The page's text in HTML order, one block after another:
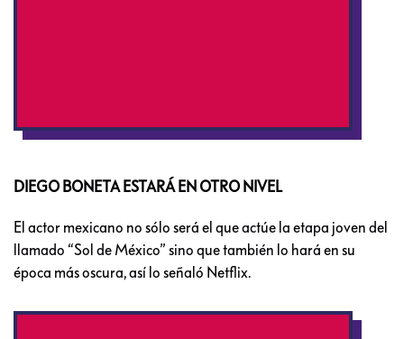
DIEGO BONETA ESTARÁ EN OTRO NIVEL
El actor mexicano no sólo será el que actúe la etapa joven del
llamado “Sol de México” sino que también lo hará en su
época más oscura, así lo señaló Netflix.